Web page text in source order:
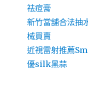
祛痘膏
新竹當舖合法抽
械買賣
近視雷射推薦
優silk黑蒜